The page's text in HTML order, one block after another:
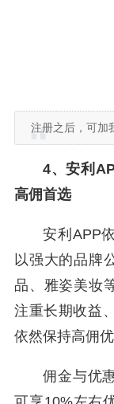
注册之后，可加
4、安利
高佣首选
安利APP
以强大的品牌
品、雅姿美妆
注重长期收益
依然保持高佣优
佣金与优